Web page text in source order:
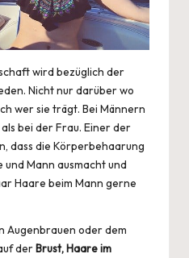
wird bezüglich der
Nicht nur darüber wo
wer sie trägt. Bei Männern
bei der Frau. Einer der
dass die Körperbehaarung
Mann ausmacht und
Haare beim Mann gerne
Augenbrauen oder dem
derBrust, Haare im